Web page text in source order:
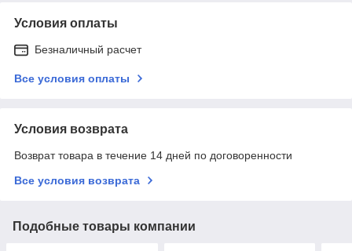
Условия оплаты
Безналичный расчет
Все условия оплаты
Условия возврата
Возврат товара в течение 14 дней по договоренности
Все условия возврата
Подобные товары компании